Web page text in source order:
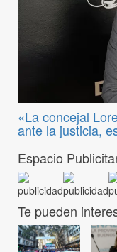
«La concejal
ante la justicia,
Espacio
Te pueden